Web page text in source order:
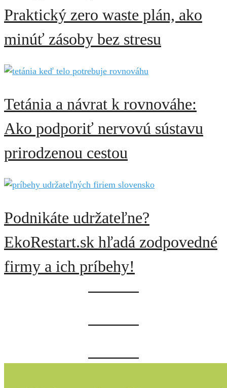
Praktický zero waste plán, ako
minúť zásoby bez stresu
Tetánia a návrat k rovnováhe:
Ako podporiť nervovú sústavu
prirodzenou cestou
Podnikáte udržateľne?
EkoRestart.sk hľadá zodpovedné
firmy a ich príbehy!